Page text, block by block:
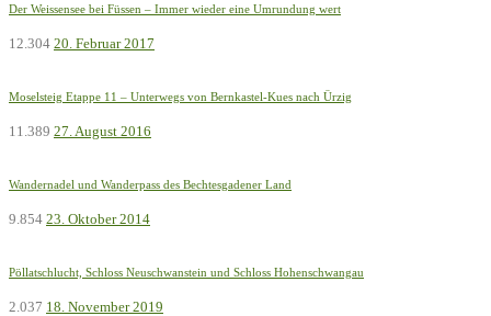
Der Weissensee bei Füssen – Immer wieder eine Umrundung wert
12.304 20. Februar 2017
Moselsteig Etappe 11 – Unterwegs von Bernkastel-Kues nach Ürzig
11.389 27. August 2016
Wandernadel und Wanderpass des Bechtesgadener Land
9.854 23. Oktober 2014
Pöllatschlucht, Schloss Neuschwanstein und Schloss Hohenschwangau
2.037 18. November 2019